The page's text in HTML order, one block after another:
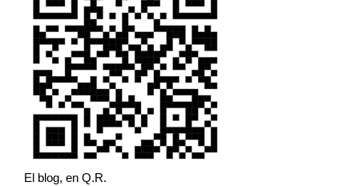
El blog, en Q.R.